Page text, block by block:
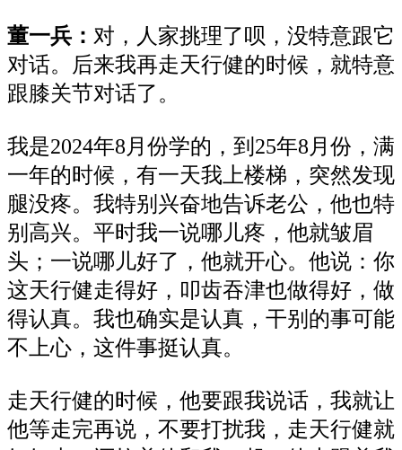
董一兵： 对，人家挑理了呗，没特意跟它
对话。后来我再走天行健的时候，就特意
跟膝关节对话了。
我是2024年8月份学的，到25年8月份，满
一年的时候，有一天我上楼梯，突然发现
腿没疼。我特别兴奋地告诉老公，他也特
别高兴。平时我一说哪儿疼，他就皱眉
头；一说哪儿好了，他就开心。他说：你
这天行健走得好，叩齿吞津也做得好，做
得认真。我也确实是认真，干别的事可能
不上心，这件事挺认真。
走天行健的时候，他要跟我说话，我就让
他等走完再说，不要打扰我，走天行健就